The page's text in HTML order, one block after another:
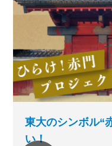
東大のシンボル“
い！